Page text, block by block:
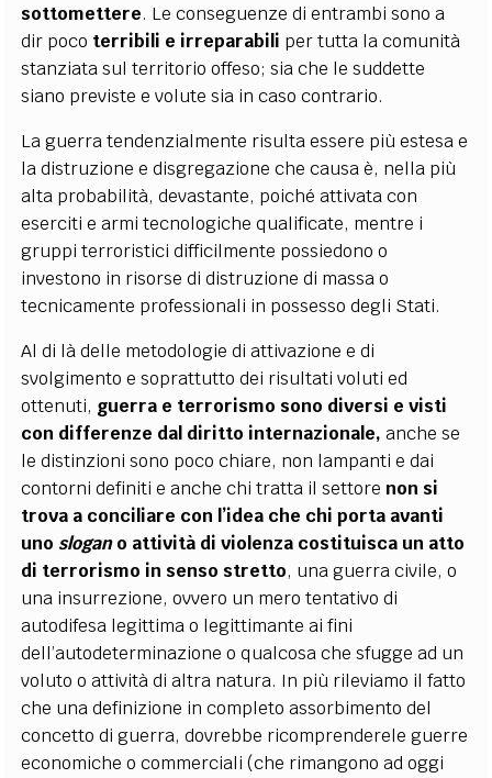
sottomettere. Le conseguenze di entrambi sono a
dir poco terribili e irreparabili per tutta la comunità
stanziata sul territorio offeso; sia che le suddette
siano previste e volute sia in caso contrario.
La guerra tendenzialmente risulta essere più estesa e
la distruzione e disgregazione che causa è, nella più
alta probabilità, devastante, poiché attivata con
eserciti e armi tecnologiche qualificate, mentre i
gruppi terroristici difficilmente possiedono o
investono in risorse di distruzione di massa o
tecnicamente professionali in possesso degli Stati.
Al di là delle metodologie di attivazione e di
svolgimento e soprattutto dei risultati voluti ed
ottenuti, guerra e terrorismo sono diversi e visti
con differenze dal diritto internazionale, anche se
le distinzioni sono poco chiare, non lampanti e dai
contorni definiti e anche chi tratta il settore non si
trova a conciliare con l’idea che chi porta avanti
uno slogano attività di violenza costituisca un atto
di terrorismo in senso stretto, una guerra civile, o
una insurrezione, ovvero un mero tentativo di
autodifesa legittima o legittimante ai fini
dell’autodeterminazione o qualcosa che sfugge ad un
voluto o attività di altra natura. In più rileviamo il fatto
che una definizione in completo assorbimento del
concetto di guerra, dovrebbe ricomprenderele guerre
economiche o commerciali (che rimangono ad oggi